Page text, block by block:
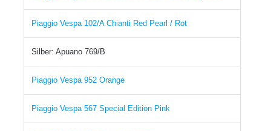
Piaggio Vespa 102/A Chianti Red Pearl / Rot
Silber: Apuano 769/B
Piaggio Vespa 952 Orange
Piaggio Vespa 567 Special Edition Pink